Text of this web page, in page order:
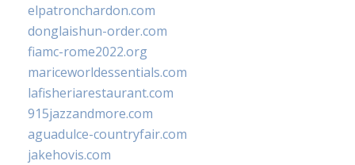
elpatronchardon.com
donglaishun-order.com
fiamc-rome2022.org
mariceworldessentials.com
lafisheriarestaurant.com
915jazzandmore.com
aguadulce-countryfair.com
jakehovis.com